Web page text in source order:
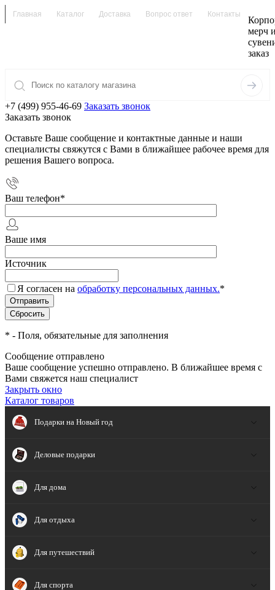
Главная Каталог Доставка Вопрос ответ Контакты
мерч
заказ
+7 (499) 955-46-69 Заказать звонок
Заказать звонок
Оставьте Ваше сообщение и контактные данные и наши
специалисты свяжутся с Вами в ближайшее рабочее время для
решения Вашего вопроса.
Ваш телефон*
Ваше имя
Источник
Я согласен на обработку персональных данных.*
* - Поля, обязательные для заполнения
Сообщение отправлено
Ваше сообщение успешно отправлено. В ближайшее время с
Вами свяжется наш специалист
Закрыть окно
Каталог товаров
Подарки на Новый год
Деловые подарки
Для дома
Для отдыха
Для путешествий
Для спорта